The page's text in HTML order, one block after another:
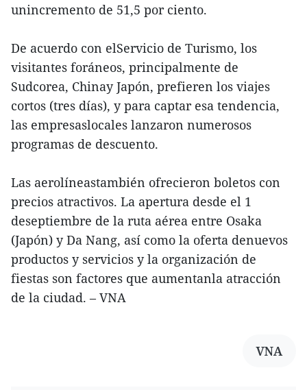
unincremento de 51,5 por ciento.
De acuerdo con elServicio de Turismo, los
visitantes foráneos, principalmente de
Sudcorea, Chinay Japón, prefieren los viajes
cortos (tres días), y para captar esa tendencia,
las empresaslocales lanzaron numerosos
programas de descuento.
Las aerolíneastambién ofrecieron boletos con
precios atractivos. La apertura desde el 1
deseptiembre de la ruta aérea entre Osaka
(Japón) y Da Nang, así como la oferta denuevos
productos y servicios y la organización de
fiestas son factores que aumentanla atracción
de la ciudad. – VNA
VNA